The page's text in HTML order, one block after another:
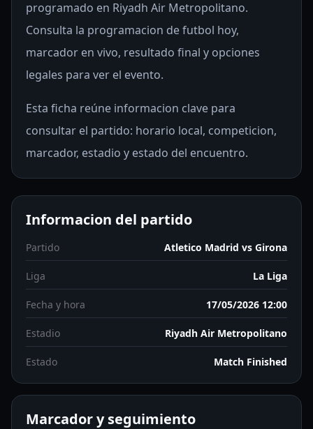
programado en Riyadh Air Metropolitano.
Consulta la programacion de futbol hoy,
marcador en vivo, resultado final y opciones
legales para ver el evento.
Esta ficha reúne informacion clave para
consultar el partido: horario local, competicion,
marcador, estadio y estado del encuentro.
Informacion del partido
Partido Atletico Madrid vs Girona
Liga La Liga
Fecha y hora 17/05/2026 12:00
Estadio Riyadh Air Metropolitano
Estado Match Finished
Marcador y seguimiento